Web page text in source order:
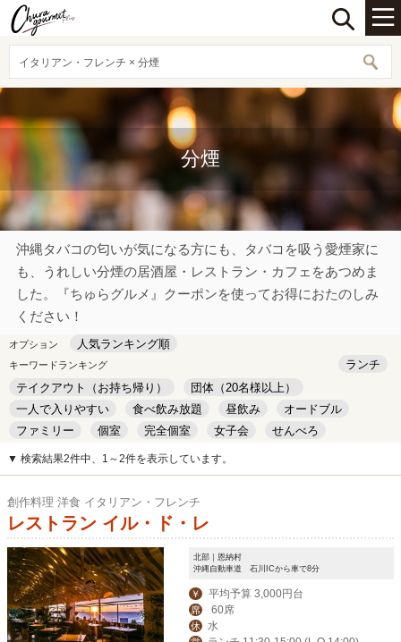
イタリアン・フレンチ × 分煙
分煙
沖縄タバコの匂いが気になる方にも、タバコを吸う愛煙家に
も、うれしい分煙の居酒屋・レストラン・カフェをあつめま
した。『ちゅらグルメ』クーポンを使ってお得におたのしみ
ください！
オプション 人気ランキング順
キーワードランキング
ランチ
テイクアウト（お持ち帰り）
団体（20名様以上）
一人で入りやすい
食べ飲み放題 昼飲み
オードブル
ファミリー
個室 完全個室 女子会
せんべろ
キッズルーム
安い デート
▼ 検索結果2件中、1～2件を表示しています。
創作料理 洋食 イタリアン・フレンチ
レストラン イル・ド・レ
北部｜恩納村
沖縄自動車道 石川ICから車で8分
￥ 平均予算 3,000円台
席 60席
休 水